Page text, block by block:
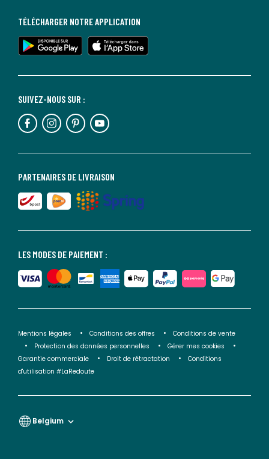
LES MODES DE PAIEMENT :
PARTENAIRES DE LIVRAISON
SUIVEZ-NOUS SUR :
TÉLÉCHARGER NOTRE APPLICATION
Mentions légales Conditions des offres
Conditions de vente
Protection des données personnelles
Gérer mes cookies
Garantie commerciale
Droit de rétractation
Conditions
d'utilisation #LaRedoute
Belgium